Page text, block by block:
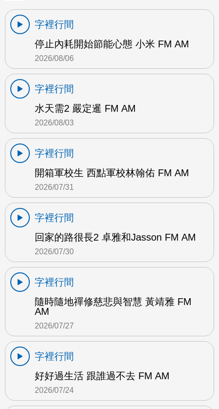
字裡行間
停止內耗開始節能心態 小米 FM AM
2026/08/06
字裡行間
水天需2 嚴定暹 FM AM
2026/08/03
字裡行間
開箱軍校生 西點軍校林翰佑 FM AM
2026/07/31
字裡行間
回家的路很長2 卓雅和Jasson FM AM
2026/07/30
字裡行間
隨時隨地禪修慈悲與智慧 黃靖雅 FM
AM
2026/07/27
字裡行間
好好過生活 跟誰過不去 FM AM
2026/07/24